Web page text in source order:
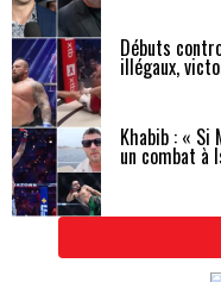
Débuts
illégaux,
Khabib : « Si
un combat à